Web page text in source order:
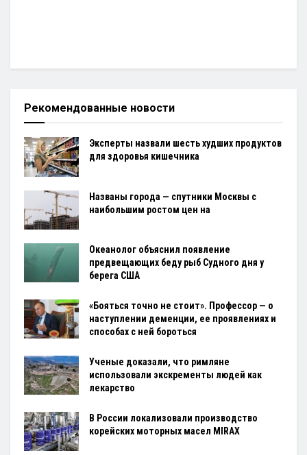
Рекомендованные новости
Эксперты назвали шесть худших продуктов
для здоровья кишечника
Названы города — спутники Москвы с
наибольшим ростом цен на
Океанолог объяснил появление
предвещающих беду рыб Судного дня у
берега США
«Бояться точно не стоит». Профессор — о
наступлении деменции, ее проявлениях и
способах с ней бороться
Ученые доказали, что римляне
использовали экскременты людей как
лекарство
В России локализовали производство
корейских моторных масел MIRAX